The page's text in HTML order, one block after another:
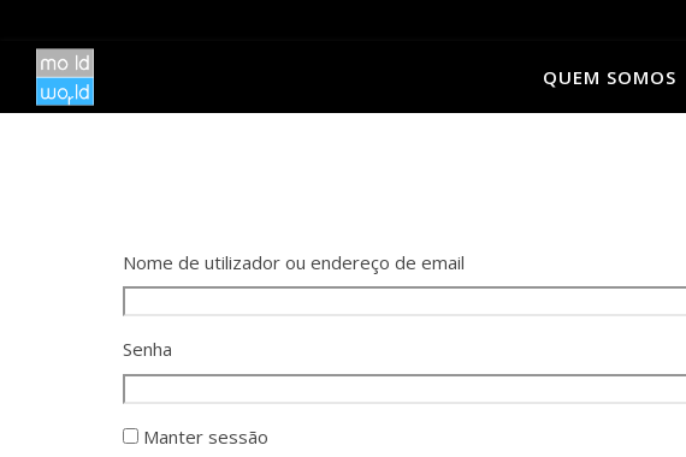
QUEM SOMOS
Nome de utilizador ou endereço de email
Senha
Manter sessão